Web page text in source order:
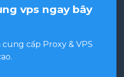
vps ngay bây
cấp Proxy & VPS